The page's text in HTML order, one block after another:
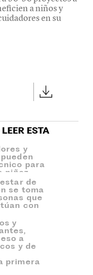
a niños y
en su
ESTA
y
para
niñez.
de
se toma
que
con
y
a
y de
primera